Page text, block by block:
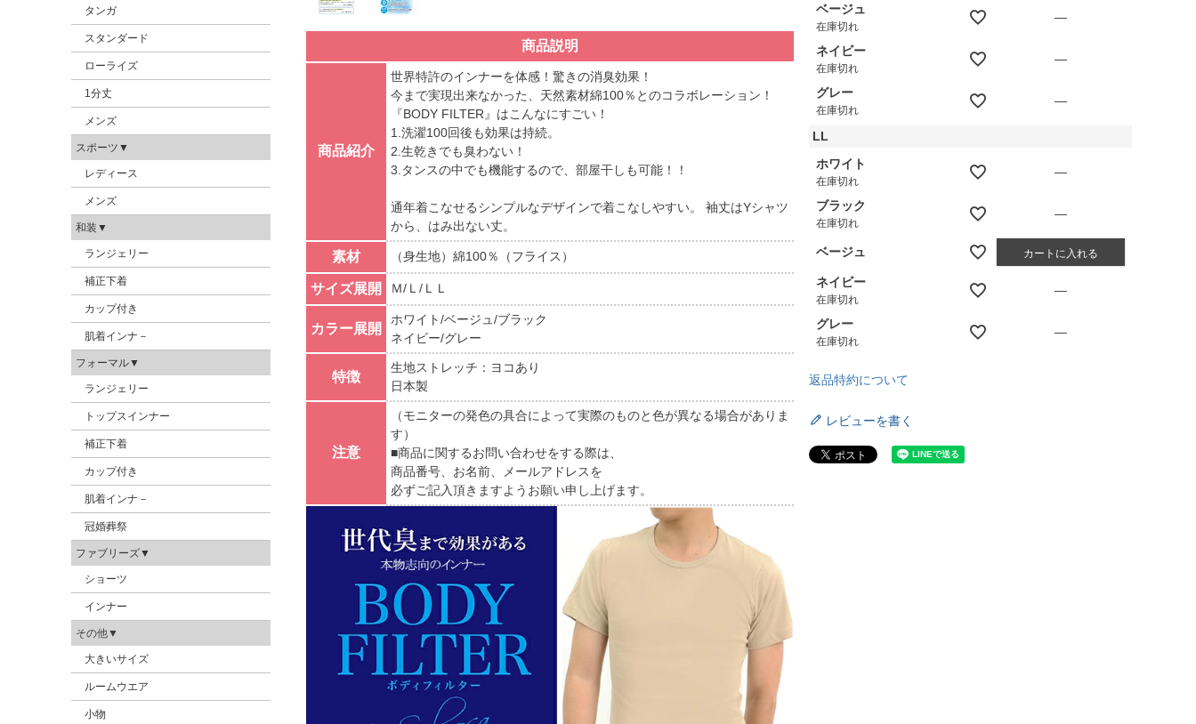
タンガ
スタンダード
ローライズ
1分丈
メンズ
スポーツ▼
レディース
メンズ
和装▼
ランジェリー
補正下着
カップ付き
肌着インナ－
フォーマル▼
ランジェリー
トップスインナー
補正下着
カップ付き
肌着インナ－
冠婚葬祭
ファブリーズ▼
ショーツ
インナー
その他▼
大きいサイズ
ルームウエア
小物
商品説明
商品紹介
世界特許のインナーを体感！驚きの消臭効果！
今まで実現出来なかった、天然素材綿100％とのコラボレーション！
『BODY FILTER』はこんなにすごい！
1.洗濯100回後も効果は持続。
2.生乾きでも臭わない！
3.タンスの中でも機能するので、部屋干しも可能！！
通年着こなせるシンプルなデザインで着こなしやすい。 袖丈はYシャツ
から、はみ出ない丈。
素材 （身生地）綿100％（フライス）
サイズ展開 Ｍ/Ｌ/ＬＬ
カラー展開
ホワイト/ベージュ/ブラック
ネイビー/グレー
特徴
生地ストレッチ：ヨコあり
日本製
注意
（モニターの発色の具合によって実際のものと色が異なる場合がありま
す）
■商品に関するお問い合わせをする際は、
商品番号、お名前、メールアドレスを
必ずご記入頂きますようお願い申し上げます。
ベージュ
在庫切れ
—
ネイビー
在庫切れ
—
グレー
在庫切れ
—
LL
ホワイト
在庫切れ
—
ブラック
在庫切れ
—
ベージュ カートに入れる
ネイビー
在庫切れ
—
グレー
在庫切れ
—
返品特約について
レビューを書く